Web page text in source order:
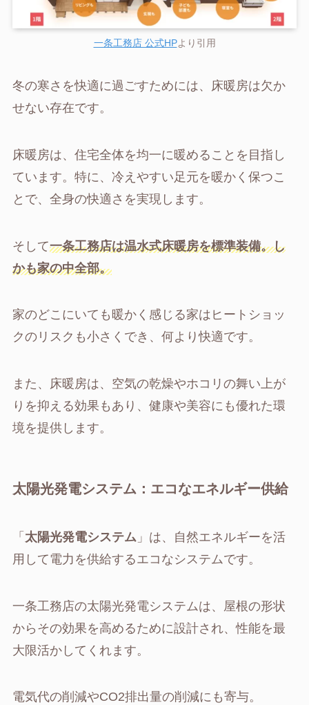
一条工務店 公式HPより引用
冬の寒さを快適に過ごすためには、床暖房は欠か
せない存在です。
床暖房は、住宅全体を均一に暖めることを目指し
ています。特に、冷えやすい足元を暖かく保つこ
とで、全身の快適さを実現します。
そして一条工務店は温水式床暖房を標準装備。し
かも家の中全部。
家のどこにいても暖かく感じる家はヒートショッ
クのリスクも小さくでき、何より快適です。
また、床暖房は、空気の乾燥やホコリの舞い上が
りを抑える効果もあり、健康や美容にも優れた環
境を提供します。
太陽光発電システム：エコなエネルギー供給
「 太陽光発電システム 」は、自然エネルギーを活
用して電力を供給するエコなシステムです。
一条工務店の太陽光発電システムは、屋根の形状
からその効果を高めるために設計され、性能を最
大限活かしてくれます。
電気代の削減やCO2排出量の削減にも寄与。